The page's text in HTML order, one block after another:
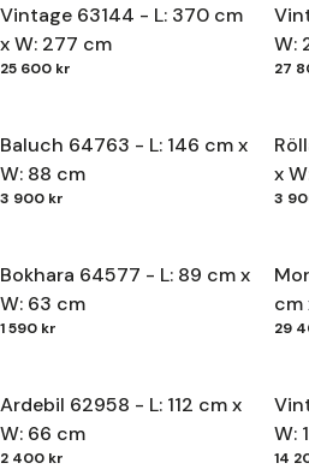
Vintage 63144 - L: 370 cm
x W: 277 cm
25 600 kr
W:
27
Baluch 64763 - L: 146 cm x
W: 88 cm
3 900 kr
x
3
Bokhara 64577 - L: 89 cm x
W: 63 cm
1 590 kr
cm
29
Ardebil 62958 - L: 112 cm x
W: 66 cm
2 400 kr
W:
14